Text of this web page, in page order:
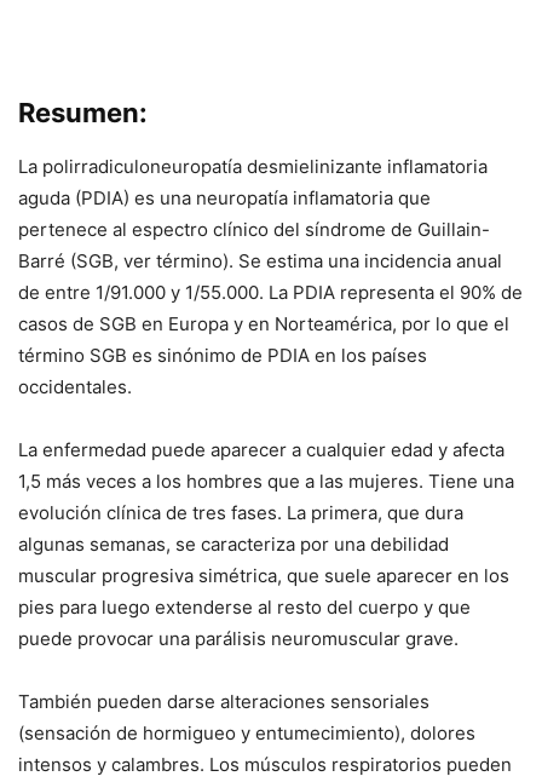
Resumen:
La polirradiculoneuropatía desmielinizante inflamatoria
aguda (PDIA) es una neuropatía inflamatoria que
pertenece al espectro clínico del síndrome de Guillain-
Barré (SGB, ver término). Se estima una incidencia anual
de entre 1/91.000 y 1/55.000. La PDIA representa el 90% de
casos de SGB en Europa y en Norteamérica, por lo que el
término SGB es sinónimo de PDIA en los países
occidentales.
La enfermedad puede aparecer a cualquier edad y afecta
1,5 más veces a los hombres que a las mujeres. Tiene una
evolución clínica de tres fases. La primera, que dura
algunas semanas, se caracteriza por una debilidad
muscular progresiva simétrica, que suele aparecer en los
pies para luego extenderse al resto del cuerpo y que
puede provocar una parálisis neuromuscular grave.
También pueden darse alteraciones sensoriales
(sensación de hormigueo y entumecimiento), dolores
intensos y calambres. Los músculos respiratorios pueden